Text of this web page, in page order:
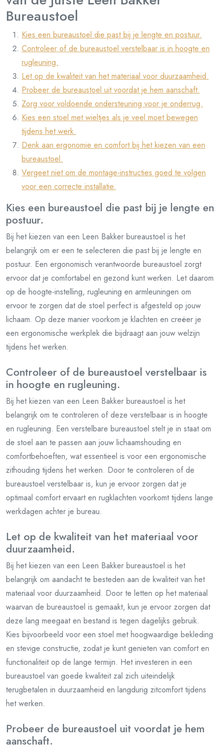
Bureaustoel
Kies een bureaustoel die past bij je lengte en postuur.
Controleer of de bureaustoel verstelbaar is in hoogte en
rugleuning.
Let op de kwaliteit van het materiaal voor duurzaamheid.
Probeer de bureaustoel uit voordat je hem aanschaft.
Zorg voor voldoende ondersteuning voor je onderrug.
Kies een stoel met wieltjes als je veel moet bewegen
tijdens het werk.
Denk aan ergonomie en comfort bij het kiezen van een
bureaustoel.
Vergeet niet om de montage-instructies goed te volgen
voor een correcte installatie.
Kies een bureaustoel die past bij je lengte en
postuur.
Bij het kiezen van een Leen Bakker bureaustoel is het
belangrijk om er een te selecteren die past bij je lengte en
postuur. Een ergonomisch verantwoorde bureaustoel zorgt
ervoor dat je comfortabel en gezond kunt werken. Let daarom
op de hoogte-instelling, rugleuning en armleuningen om
ervoor te zorgen dat de stoel perfect is afgesteld op jouw
lichaam. Op deze manier voorkom je klachten en creëer je
een ergonomische werkplek die bijdraagt aan jouw welzijn
tijdens het werken.
Controleer of de bureaustoel verstelbaar is
in hoogte en rugleuning.
Bij het kiezen van een Leen Bakker bureaustoel is het
belangrijk om te controleren of deze verstelbaar is in hoogte
en rugleuning. Een verstelbare bureaustoel stelt je in staat om
de stoel aan te passen aan jouw lichaamshouding en
comfortbehoeften, wat essentieel is voor een ergonomische
zithouding tijdens het werken. Door te controleren of de
bureaustoel verstelbaar is, kun je ervoor zorgen dat je
optimaal comfort ervaart en rugklachten voorkomt tijdens lange
werkdagen achter je bureau.
Let op de kwaliteit van het materiaal voor
duurzaamheid.
Bij het kiezen van een Leen Bakker bureaustoel is het
belangrijk om aandacht te besteden aan de kwaliteit van het
materiaal voor duurzaamheid. Door te letten op het materiaal
waarvan de bureaustoel is gemaakt, kun je ervoor zorgen dat
deze lang meegaat en bestand is tegen dagelijks gebruik.
Kies bijvoorbeeld voor een stoel met hoogwaardige bekleding
en stevige constructie, zodat je kunt genieten van comfort en
functionaliteit op de lange termijn. Het investeren in een
bureaustoel van goede kwaliteit zal zich uiteindelijk
terugbetalen in duurzaamheid en langdurig zitcomfort tijdens
het werken.
Probeer de bureaustoel uit voordat je hem
aanschaft.